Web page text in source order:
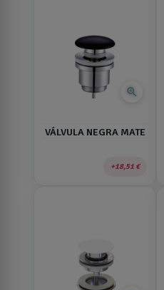
zoom_in
VÁLVULA NEGRA MATE
18,51 €